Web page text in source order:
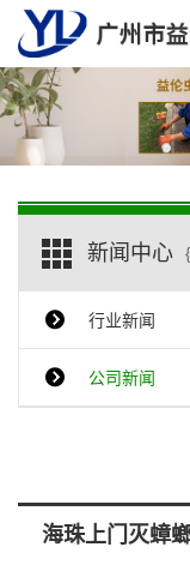
新闻中心
行业新闻
公司新闻
海珠上门灭蟑